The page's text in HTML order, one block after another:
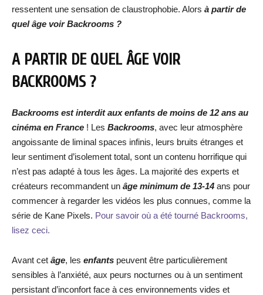
ressentent une sensation de claustrophobie. Alors à partir de
quel âge voir Backrooms ?
A PARTIR DE QUEL ÂGE VOIR
BACKROOMS ?
Backrooms est interdit aux enfants de moins de 12 ans au
cinéma en France ! Les Backrooms, avec leur atmosphère
angoissante de liminal spaces infinis, leurs bruits étranges et
leur sentiment d’isolement total, sont un contenu horrifique qui
n’est pas adapté à tous les âges. La majorité des experts et
créateurs recommandent un âge minimum de 13-14 ans pour
commencer à regarder les vidéos les plus connues, comme la
série de Kane Pixels. Pour savoir où a été tourné Backrooms,
lisez ceci.
Avant cet âge, les enfants peuvent être particulièrement
sensibles à l’anxiété, aux peurs nocturnes ou à un sentiment
persistant d’inconfort face à ces environnements vides et